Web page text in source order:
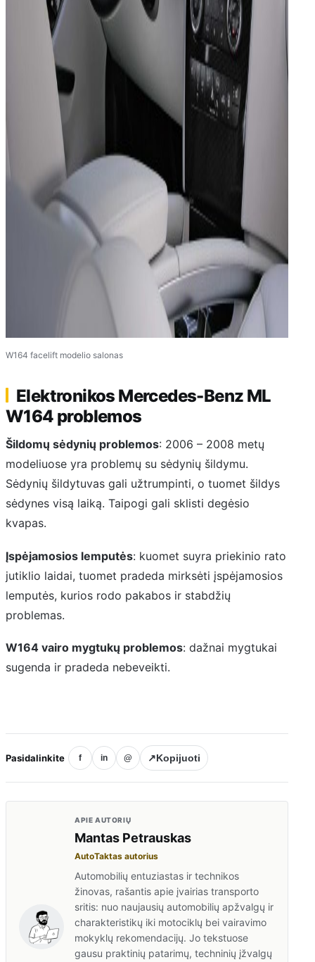
W164 facelift modelio salonas
Elektronikos Mercedes-Benz ML
W164 problemos
Šildomų sėdynių problemos: 2006 – 2008 metų
modeliuose yra problemų su sėdynių šildymu.
Sėdynių šildytuvas gali užtrumpinti, o tuomet šildys
sėdynes visą laiką. Taipogi gali sklisti degėsio
kvapas.
Įspėjamosios lemputės: kuomet suyra priekinio rato
jutiklio laidai, tuomet pradeda mirksėti įspėjamosios
lemputės, kurios rodo pakabos ir stabdžių
problemas.
W164 vairo mygtukų problemos: dažnai mygtukai
sugenda ir pradeda nebeveikti.
Pasidalinkite f in @ ↗Kopijuoti
APIE AUTORIŲ
Mantas Petrauskas
AutoTaktas autorius
Automobilių entuziastas ir technikos
žinovas, rašantis apie įvairias transporto
sritis: nuo naujausių automobilių apžvalgų ir
charakteristikų iki motociklų bei vairavimo
mokyklų rekomendacijų. Jo tekstuose
gausu praktinių patarimų, techninių įžvalgų